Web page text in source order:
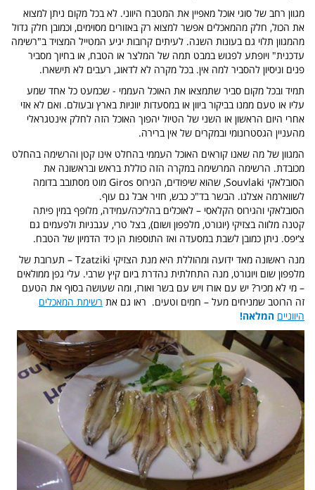
מגוון רחב של סוגי אוכל מאפיין את המטבח היווני. לא בכל מקום ניתן למצוא
את הכול, חלק מהמאכלים אפשר למצוא רק באזורים מסוימים, וכמובן חלק גדול
מהמגוון תלוי גם בעונות השנה. לעיתים קרובות יגיע המטייל המצויד ב"רשימה
עדכנית" ויופתע לפגוש במבט תמה של המלצר או הטבח, או בחיוך מסביר
פנים וניסיון להסביר למה אין. בכל מקרה לא לדאוג, רעבים לא תישארו.
תמיד ובכל מקום סביר שתמצאו את האוכל העממי - שכמעט כל אחד שמע
עליו או טעם ממנו בביקור ביוון או במסעדות יווניות בארץ ובעולם. ואם לא אזי
אחרי היום הראשון או השני של הטיול יהפוך האוכל הזה לחלק אינטגראלי
מהעניין הגסטרונומי ובמקרים של אין ברירה.
המגוון של מה שאנו קוראים האוכל העממי בהחלט אינו קטן והרשימה בהחלט
מכובדת. הרשימה המרשימה במקרה הזה כוללת בראש ובראשונה את
הסובלאקי Souvlaki, שהוא שיפודים, הגירוס Giros מוט מסתובב בדומה
לשווארמה אצלנו. הבשר בד"כ כבש, חזיר אבל גם עוף.
הסובלאקי והגירוס הקלאסי – לאוכלים בהליכה/עמידה, מלופף במין פיתה
קטנה מלווה בצזיקי (יוגורט, מלפפון ושום), בצל טרי, עגבניות ולפעמים גם
צ‘יפס. ניתן כמובן לשבת במסעדה ואז התוספות הן כיד הדמיון של הטבח.
מנה ראשונה מאד ידועה ומהוללת היא מנת הצזיקי Tzatziki – תערובת של
מלפפון שום ויוגורט, מנה התחלתית נהדרת ביום קיץ שרבי. עלי גפן ממולאים
– מי לא מכיר? יש עם אורז ויש עם בשר ואורז, ומה שעושה בסוף את הטעם
זה הרוטב שמניחים מעל – חמים וטעים. ראו גם את רשימת המאכלים
היווניים המלאה!